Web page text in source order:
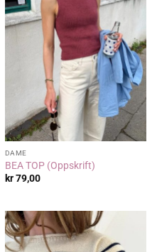
DAME
BEA TOP (Oppskrift)
kr79,00